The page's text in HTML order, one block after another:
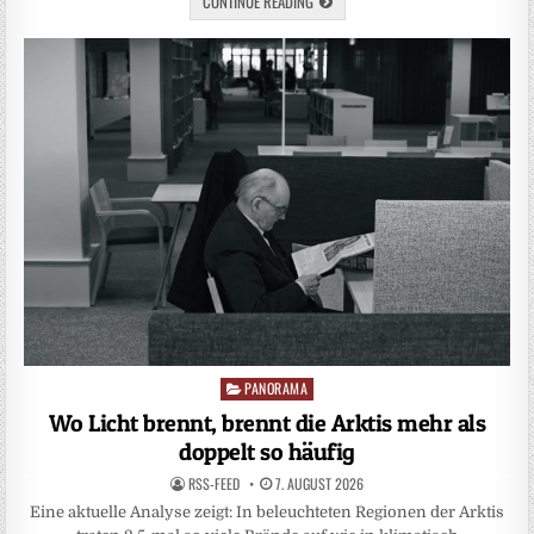
Posted
in
PANORAMA
Wo Licht brennt, brennt die Arktis mehr als
doppelt so häufig
RSS-FEED 7. AUGUST 2026
Eine aktuelle Analyse zeigt: In beleuchteten Regionen der Arktis